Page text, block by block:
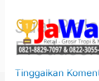
konten
Jual
Tinggalkan